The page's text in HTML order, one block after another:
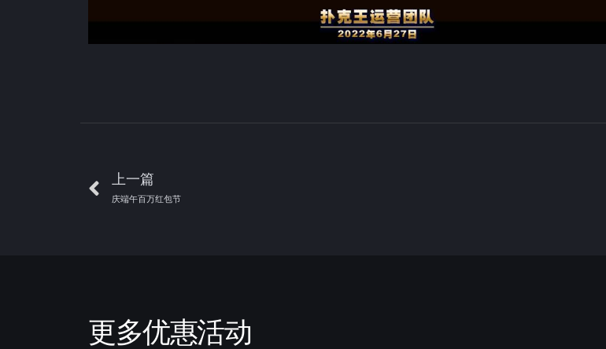
上一篇
庆端午百万红包节
更多优惠活动